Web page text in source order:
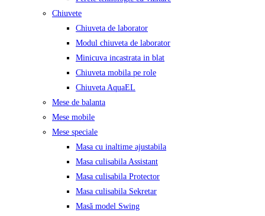
Chiuvete
Chiuveta de laborator
Modul chiuveta de laborator
Minicuva incastrata in blat
Chiuveta mobila pe role
Chiuveta AquaEL
Mese de balanta
Mese mobile
Mese speciale
Masa cu inaltime ajustabila
Masa culisabila Assistant
Masa culisabila Protector
Masa culisabila Sekretar
Masă model Swing